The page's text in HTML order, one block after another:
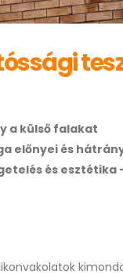
a külső falakat
előnyei és
és esztétika